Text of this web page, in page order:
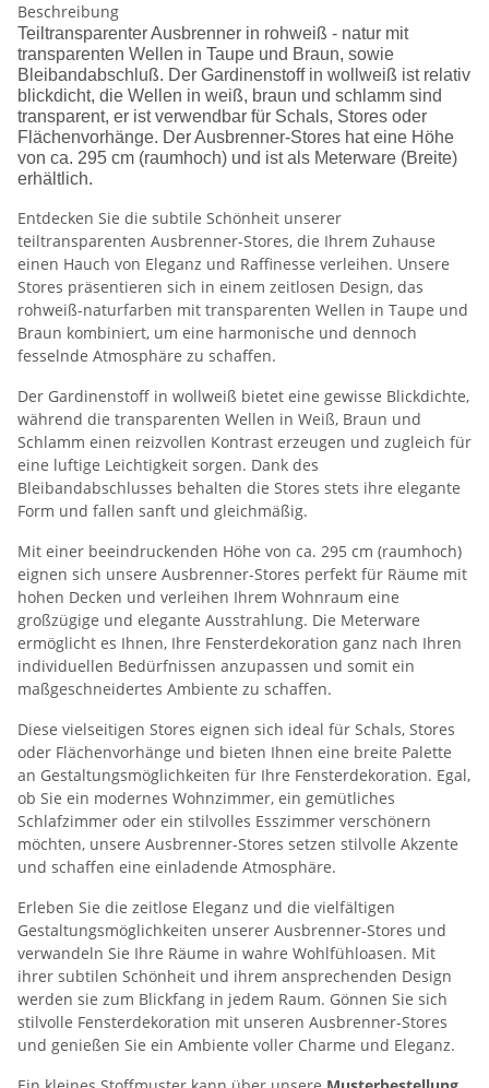
Beschreibung
Teiltransparenter Ausbrenner in rohweiß - natur mit
transparenten Wellen in Taupe und Braun, sowie
Bleibandabschluß. Der Gardinenstoff in wollweiß ist relativ
blickdicht, die Wellen in weiß, braun und schlamm sind
transparent, er ist verwendbar für Schals, Stores oder
Flächenvorhänge. Der Ausbrenner-Stores hat eine Höhe
von ca. 295 cm (raumhoch) und ist als Meterware (Breite)
erhältlich.
Entdecken Sie die subtile Schönheit unserer
teiltransparenten Ausbrenner-Stores, die Ihrem Zuhause
einen Hauch von Eleganz und Raffinesse verleihen. Unsere
Stores präsentieren sich in einem zeitlosen Design, das
rohweiß-naturfarben mit transparenten Wellen in Taupe und
Braun kombiniert, um eine harmonische und dennoch
fesselnde Atmosphäre zu schaffen.
Der Gardinenstoff in wollweiß bietet eine gewisse Blickdichte,
während die transparenten Wellen in Weiß, Braun und
Schlamm einen reizvollen Kontrast erzeugen und zugleich für
eine luftige Leichtigkeit sorgen. Dank des
Bleibandabschlusses behalten die Stores stets ihre elegante
Form und fallen sanft und gleichmäßig.
Mit einer beeindruckenden Höhe von ca. 295 cm (raumhoch)
eignen sich unsere Ausbrenner-Stores perfekt für Räume mit
hohen Decken und verleihen Ihrem Wohnraum eine
großzügige und elegante Ausstrahlung. Die Meterware
ermöglicht es Ihnen, Ihre Fensterdekoration ganz nach Ihren
individuellen Bedürfnissen anzupassen und somit ein
maßgeschneidertes Ambiente zu schaffen.
Diese vielseitigen Stores eignen sich ideal für Schals, Stores
oder Flächenvorhänge und bieten Ihnen eine breite Palette
an Gestaltungsmöglichkeiten für Ihre Fensterdekoration. Egal,
ob Sie ein modernes Wohnzimmer, ein gemütliches
Schlafzimmer oder ein stilvolles Esszimmer verschönern
möchten, unsere Ausbrenner-Stores setzen stilvolle Akzente
und schaffen eine einladende Atmosphäre.
Erleben Sie die zeitlose Eleganz und die vielfältigen
Gestaltungsmöglichkeiten unserer Ausbrenner-Stores und
verwandeln Sie Ihre Räume in wahre Wohlfühloasen. Mit
ihrer subtilen Schönheit und ihrem ansprechenden Design
werden sie zum Blickfang in jedem Raum. Gönnen Sie sich
stilvolle Fensterdekoration mit unseren Ausbrenner-Stores
und genießen Sie ein Ambiente voller Charme und Eleganz.